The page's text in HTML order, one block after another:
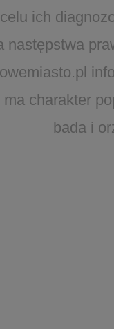
ich
charakter
bada i